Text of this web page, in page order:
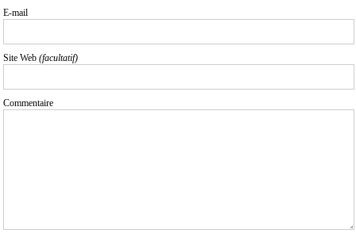
E-mail
Site Web (facultatif)
Commentaire